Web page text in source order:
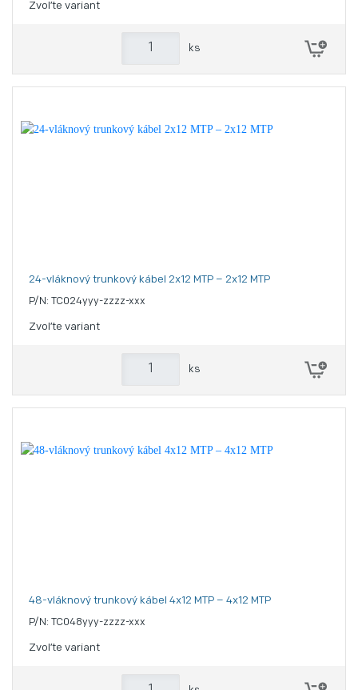
Zvoľte variant
ks
24-vláknový trunkový kábel 2x12 MTP – 2x12 MTP
P/N: TC024yyy-zzzz-xxx
Zvoľte variant
ks
48-vláknový trunkový kábel 4x12 MTP – 4x12 MTP
P/N: TC048yyy-zzzz-xxx
Zvoľte variant